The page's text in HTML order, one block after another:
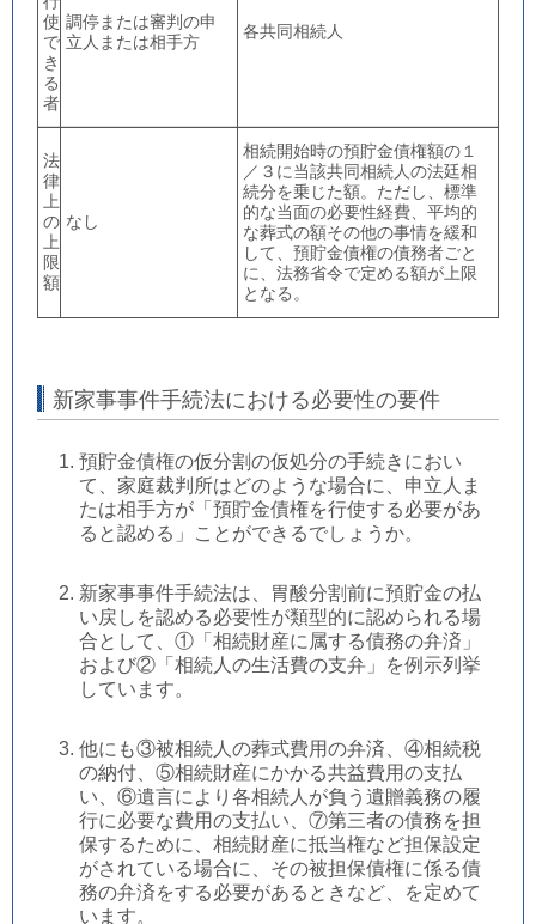
使
で
き
る
者
調停または審判の申
立人または相手方
各共同相続人
法
律
上
の
上
限
額
なし
相続開始時の預貯金債権額の１
／３に当該共同相続人の法廷相
続分を乗じた額。ただし、標準
的な当面の必要性経費、平均的
な葬式の額その他の事情を緩和
して、預貯金債権の債務者ごと
に、法務省令で定める額が上限
となる。
新家事事件手続法における必要性の要件
預貯金債権の仮分割の仮処分の手続きにおい
て、家庭裁判所はどのような場合に、申立人ま
たは相手方が「預貯金債権を行使する必要があ
ると認める」ことができるでしょうか。
新家事事件手続法は、胃酸分割前に預貯金の払
い戻しを認める必要性が類型的に認められる場
合として、①「相続財産に属する債務の弁済」
および②「相続人の生活費の支弁」を例示列挙
しています。
他にも③被相続人の葬式費用の弁済、④相続税
の納付、⑤相続財産にかかる共益費用の支払
い、⑥遺言により各相続人が負う遺贈義務の履
行に必要な費用の支払い、⑦第三者の債務を担
保するために、相続財産に抵当権など担保設定
がされている場合に、その被担保債権に係る債
務の弁済をする必要があるときなど、を定めて
います。